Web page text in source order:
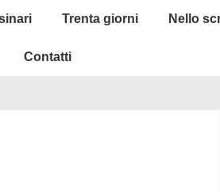
Trenta giorni Nello
Contatti